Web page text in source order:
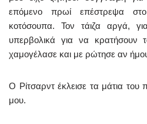
επόμενο πρωί επέστρεψα στο
κοτόσουπα. Τον τάιζα αργά,
υπερβολικά για να κρατήσουν
χαμογέλασε και με ρώτησε αν
Ο Ρίτσαρντ έκλεισε τα μάτια του
μου.